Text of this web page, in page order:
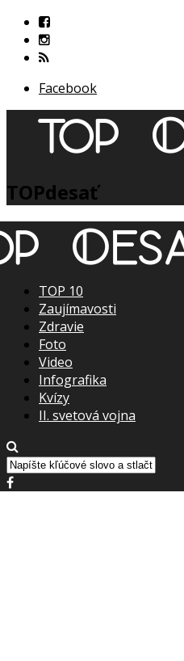
Facebook
TOPdesať
TOP 10
Zaujímavosti
Zdravie
Foto
Video
Infografika
Kvízy
II. svetová vojna